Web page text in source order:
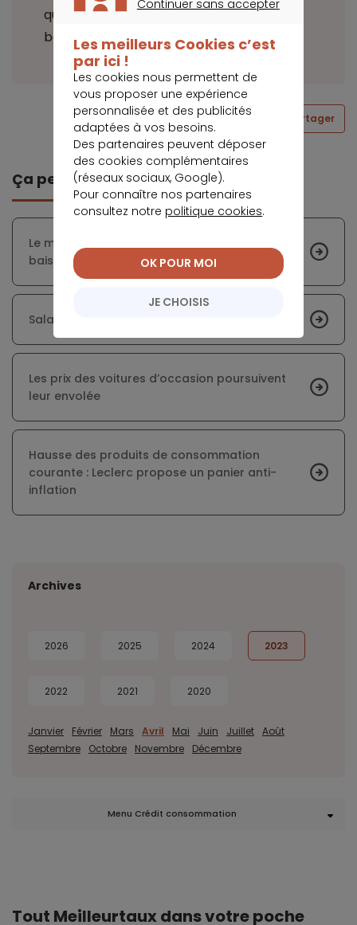
que les modèles plus anciens ont subi les
baisses de prix les plus marquées.
Partager
Ça peut vous intéresser
Le montant des crédits à la consommation en
baisse
Salaire : l'ascenseur social est-il en panne ?
Les prix des voitures d’occasion poursuivent
leur envolée
Hausse des produits de consommation
courante : Leclerc propose un panier anti-
inflation
Archives
2026 2025 2024 2023
2022 2021 2020
Janvier Février Mars Avril Mai Juin Juillet Août
Septembre
Octobre Novembre Décembre
Menu Crédit consommation
Tout Meilleurtaux dans votre poche
Continuer sans accepter
Les meilleurs Cookies c’est
par ici !
Les cookies nous permettent de
vous proposer une expérience
personnalisée et des publicités
adaptées à vos besoins.
Des partenaires peuvent déposer
des cookies complémentaires
(réseaux sociaux, Google).
Pour connaître nos partenaires
consultez notre politique cookies.
JE CHOISIS
OK POUR MOI